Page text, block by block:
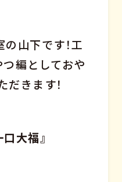
山下です！工
編としておや
きます！
大福』